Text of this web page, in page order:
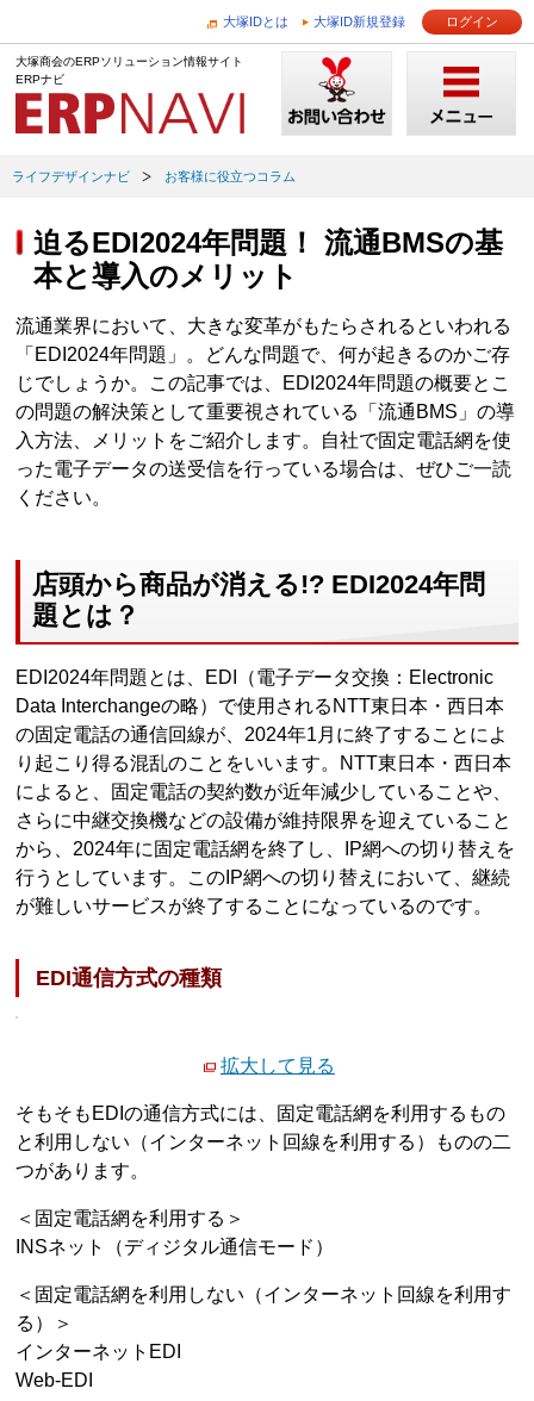
大塚IDとは 大塚ID新規登録 ログイン
大塚商会のERPソリューション情報サイト
ERPナビ
ライフデザインナビ お客様に役立つコラム
迫るEDI2024年問題！ 流通BMSの基
本と導入のメリット
流通業界において、大きな変革がもたらされるといわれる
「EDI2024年問題」。どんな問題で、何が起きるのかご存
じでしょうか。この記事では、EDI2024年問題の概要とこ
の問題の解決策として重要視されている「流通BMS」の導
入方法、メリットをご紹介します。自社で固定電話網を使
った電子データの送受信を行っている場合は、ぜひご一読
ください。
店頭から商品が消える!? EDI2024年問
題とは？
EDI2024年問題とは、EDI（電子データ交換：Electronic
Data Interchangeの略）で使用されるNTT東日本・西日本
の固定電話の通信回線が、2024年1月に終了することによ
り起こり得る混乱のことをいいます。NTT東日本・西日本
によると、固定電話の契約数が近年減少していることや、
さらに中継交換機などの設備が維持限界を迎えていること
から、2024年に固定電話網を終了し、IP網への切り替えを
行うとしています。このIP網への切り替えにおいて、継続
が難しいサービスが終了することになっているのです。
EDI通信方式の種類
拡大して見る
そもそもEDIの通信方式には、固定電話網を利用するもの
と利用しない（インターネット回線を利用する）ものの二
つがあります。
＜固定電話網を利用する＞
INSネット（ディジタル通信モード）
＜固定電話網を利用しない（インターネット回線を利用す
る）＞
インターネットEDI
Web-EDI